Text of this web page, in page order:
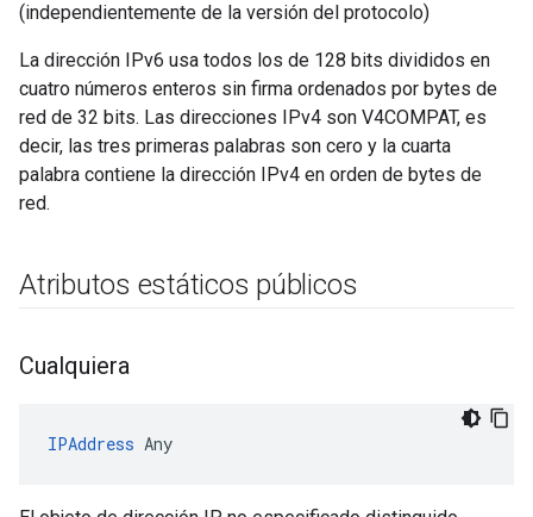
(independientemente de la versión del protocolo)
La dirección IPv6 usa todos los de 128 bits divididos en
cuatro números enteros sin firma ordenados por bytes de
red de 32 bits. Las direcciones IPv4 son V4COMPAT, es
decir, las tres primeras palabras son cero y la cuarta
palabra contiene la dirección IPv4 en orden de bytes de
red.
Atributos estáticos públicos
Cualquiera
IPAddress Any